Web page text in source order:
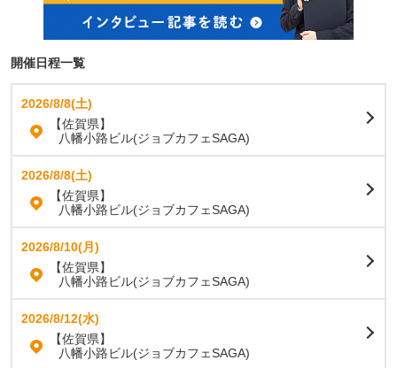
開催日程一覧
2026/8/8(土)
【佐賀県】
八幡小路ビル(ジョブカフェSAGA)
2026/8/8(土)
【佐賀県】
八幡小路ビル(ジョブカフェSAGA)
2026/8/10(月)
【佐賀県】
八幡小路ビル(ジョブカフェSAGA)
2026/8/12(水)
【佐賀県】
八幡小路ビル(ジョブカフェSAGA)